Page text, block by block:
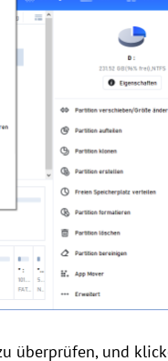
überprüfen, und